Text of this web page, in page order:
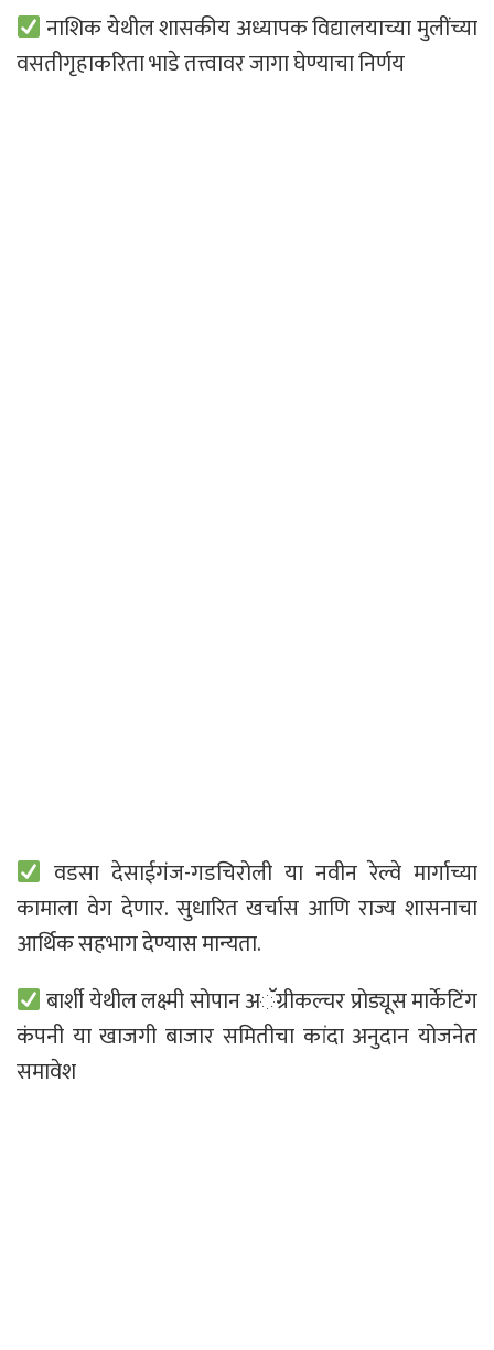
नाशिक येथील शासकीय अध्यापक विद्यालयाच्या मुलींच्या
वसतीगृहाकरिता भाडे तत्त्वावर जागा घेण्याचा निर्णय
वडसा देसाईगंज-गडचिरोली या नवीन रेल्वे मार्गाच्या
कामाला वेग देणार. सुधारित खर्चास आणि राज्य शासनाचा
आर्थिक सहभाग देण्यास मान्यता.
बार्शी येथील लक्ष्मी सोपान अॅग्रीकल्चर प्रोड्यूस मार्केटिंग
कंपनी या खाजगी बाजार समितीचा कांदा अनुदान योजनेत
समावेश